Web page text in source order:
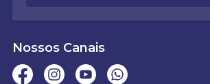
Nossos Canais